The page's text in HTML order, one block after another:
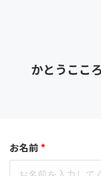
かとうここ
お名前 *